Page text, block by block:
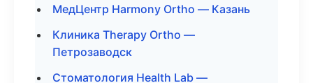
МедЦентр Harmony Ortho — Казань
Клиника Therapy Ortho —
Петрозаводск
Стоматология Health Lab —